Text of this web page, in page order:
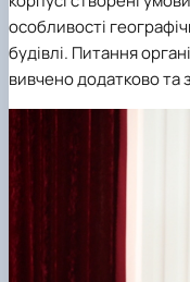
особливості
будівлі. Питання
вивчено додатково та